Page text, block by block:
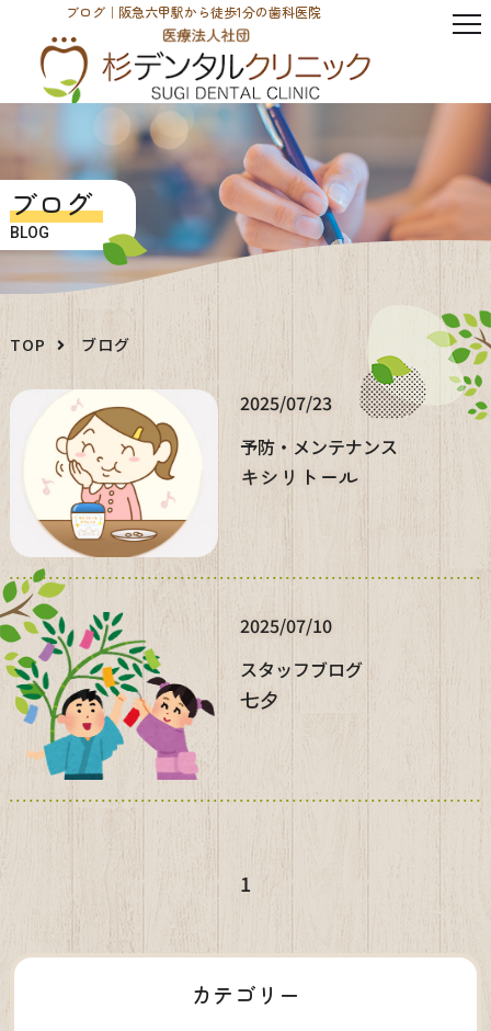
ブログ｜阪急六甲駅から徒歩1分の歯科医院
ブログ
BLOG
TOP ブログ
2025/07/23
予防・メンテナンス
キシリトール
2025/07/10
スタッフブログ
七夕
1
カテゴリー